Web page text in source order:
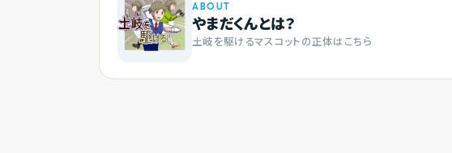
ABOUT
やまだくんとは？
土岐を駆けるマスコットの正体はこちら